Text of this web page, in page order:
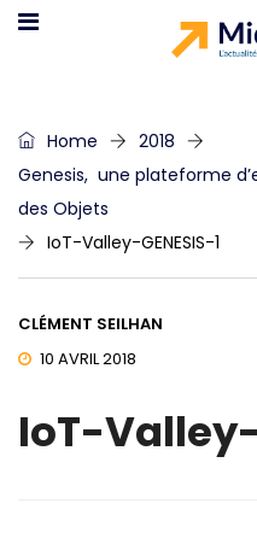
Home
2018
Genesis, une plateforme
des Objets
IoT-Valley-GENESIS-1
CLÉMENT SEILHAN
10 AVRIL 2018
IoT-Valley-